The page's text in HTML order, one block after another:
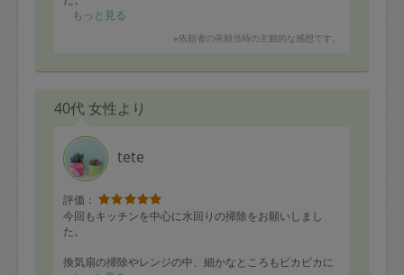
定期契約キャンセル料：
い。
定期依頼1回（3時間）の金額とスポット
1回（3時間）依頼した場合の金額の差額
相当で料金設定されています。
また次回も宜しくお願い申し上げます。
もっと見る
※依頼者の依頼当時の主観的な感想です。
40代 女性より
tete
評価：
今回もキッチンを中心に水回りの掃除をお願いしまし
た。
換気扇の掃除やレンジの中、細かなところもピカピカに